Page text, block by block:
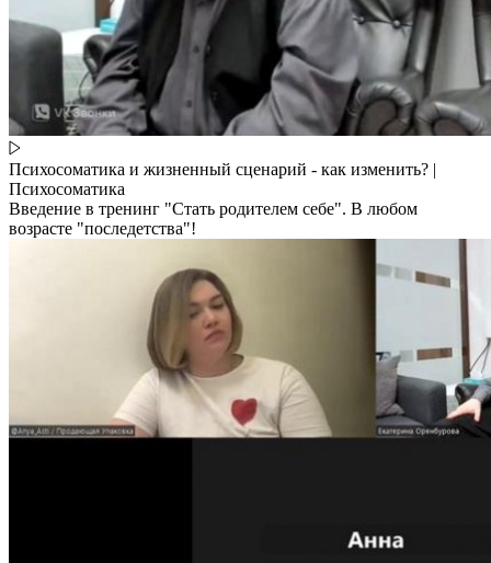
Психосоматика и жизненный сценарий - как изменить? |
Психосоматика
Введение в тренинг "Стать родителем себе". В любом
возрасте "последетства"!